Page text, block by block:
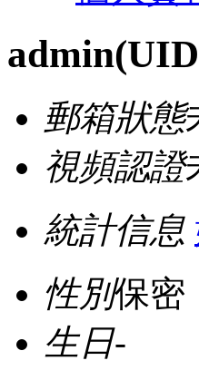
admin
郵箱狀態
視頻認證
統計信息
性別保密
生日-